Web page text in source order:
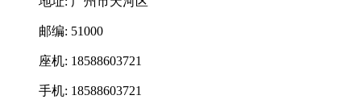
邮编: 51000
座机: 18588603721
手机: 18588603721